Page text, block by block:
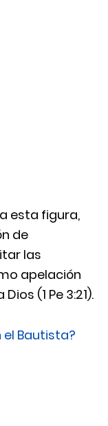
esta figura,
de
las
apelación
(1 Pe 3:21).
el Bautista?